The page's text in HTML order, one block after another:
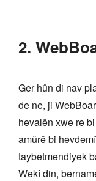
2.
Ger hûn di nav
de ne, ji
hevalên xwe re
amûrê bi
taybetmendiyek
Wekî din,